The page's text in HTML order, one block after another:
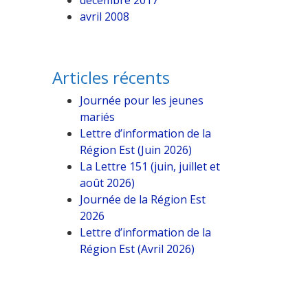
avril 2008
Articles récents
Journée pour les jeunes
mariés
Lettre d’information de la
Région Est (Juin 2026)
La Lettre 151 (juin, juillet et
août 2026)
Journée de la Région Est
2026
Lettre d’information de la
Région Est (Avril 2026)